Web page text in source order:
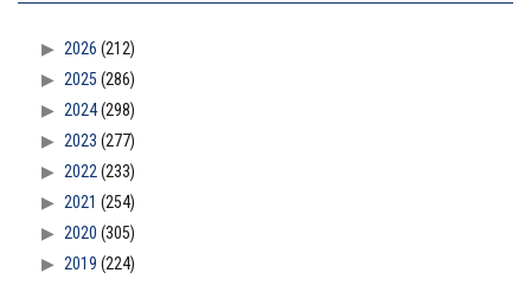
2026 (212)
2025 (286)
2024(298)
2023 (277)
2022 (233)
2021 (254)
2020 (305)
2019 (224)